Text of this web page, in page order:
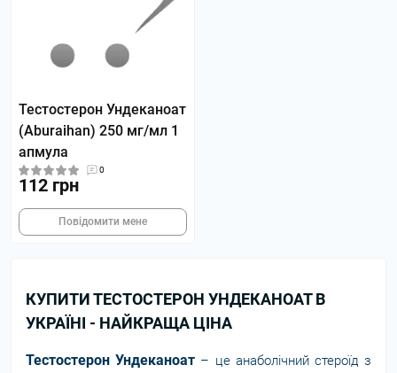
Тестостерон Ундеканоат
(Aburaihan) 250 мг/мл 1
апмула
0
112 грн
Повідомити мене
КУПИТИ ТЕСТОСТЕРОН УНДЕКАНОАТ В
УКРАЇНІ - НАЙКРАЩА ЦІНА
Тестостерон Ундеканоат – це анаболічний стероїд з